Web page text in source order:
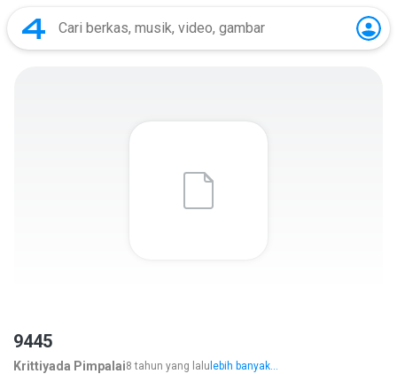
9445
Krittiyada Pimpalai8 tahun yang lalu lebih banyak...